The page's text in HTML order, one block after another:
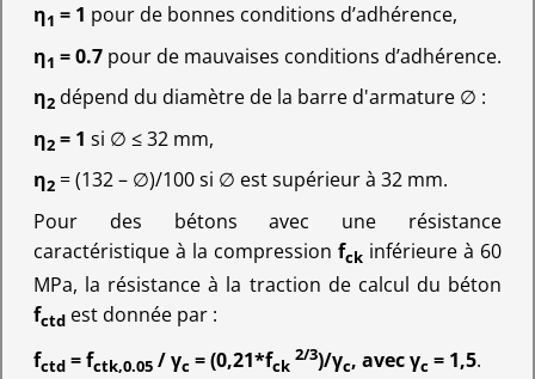
η1 = 1 pour de bonnes conditions d’adhérence,
η1 = 0.7pour de mauvaises conditions d’adhérence.
η2dépend du diamètre de la barre d'armature ∅ :
η2= 1 si ∅ ≤ 32 mm,
η2= (132 – ∅)/100 si ∅ est supérieur à 32 mm.
Pour des bétons avec une résistance
caractéristique à la compressionfck inférieure à 60
MPa, la résistance à la traction de calcul du béton
fctdest donnée par :
fctd= fctk,0.05/ γc= (0,21*fck
2/3)/γc, avec γc= 1,5.